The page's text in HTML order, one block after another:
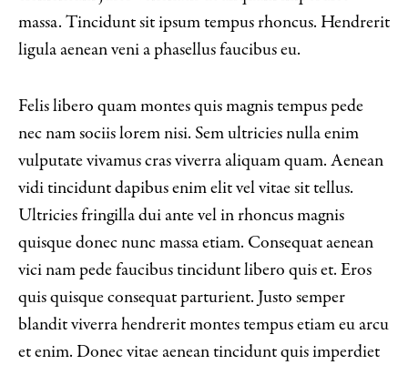
massa. Tincidunt sit ipsum tempus rhoncus. Hendrerit
ligula aenean veni a phasellus faucibus eu.
Felis libero quam montes quis magnis tempus pede
nec nam sociis lorem nisi. Sem ultricies nulla enim
vulputate vivamus cras viverra aliquam quam. Aenean
vidi tincidunt dapibus enim elit vel vitae sit tellus.
Ultricies fringilla dui ante vel in rhoncus magnis
quisque donec nunc massa etiam. Consequat aenean
vici nam pede faucibus tincidunt libero quis et. Eros
quis quisque consequat parturient. Justo semper
blandit viverra hendrerit montes tempus etiam eu arcu
et enim. Donec vitae aenean tincidunt quis imperdiet